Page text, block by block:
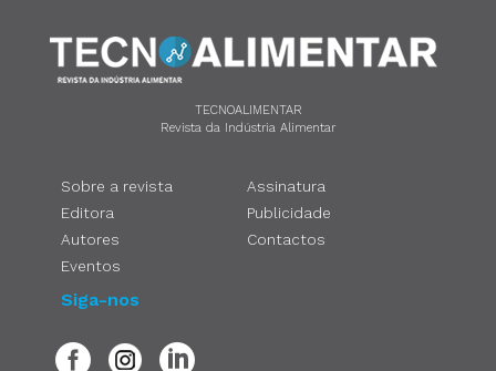
TECNOALIMENTAR
Revista da Indústria Alimentar
Sobre a revista
Editora
Autores
Eventos
Assinatura
Publicidade
Contactos
Siga-nos